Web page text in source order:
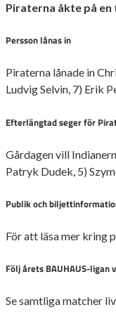
Piraterna åkte på
Persson lånas in
Piraterna lånade in
Ludvig Selvin, 7) Erik
Efterlängtad seger för
Gårdagen vill
Patryk Dudek, 5)
Publik och
För att läsa mer kring
Följ årets BAUHAUS-ligan
Se samtliga matcher